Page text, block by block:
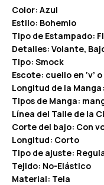
Color: Azul
Estilo: Bohemio
Tipo de Estampado:
Detalles: Volante,
Tipo: Smock
Escote: cuello en ‘v’
Longitud de la
Tipos de Manga:
Línea del Talle de la
Corte del bajo: Con
Longitud: Corto
Tipo de ajuste:
Tejido: No-Elástico
Material: Tela